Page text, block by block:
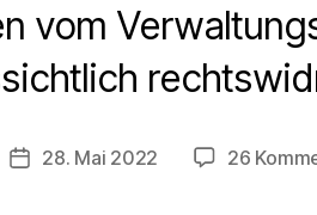
vom
Veröffentlichungsdatum
28. Mai 2022 26